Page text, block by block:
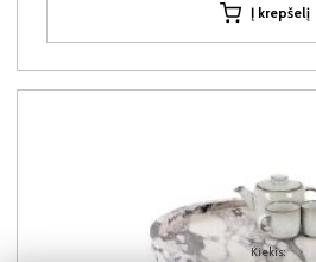
Kiekis:
Į krepšelį